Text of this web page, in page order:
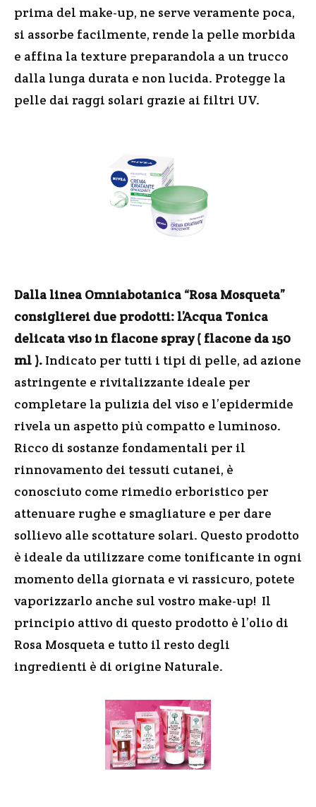
prima del make-up, ne serve veramente poca,
si assorbe facilmente, rende la pelle morbida
e affina la texture preparandola a un trucco
dalla lunga durata e non lucida. Protegge la
pelle dai raggi solari grazie ai filtri UV.
Dalla linea Omniabotanica “Rosa Mosqueta”
consiglierei due prodotti: l’Acqua Tonica
delicata viso in flacone spray ( flacone da 150
ml ). Indicato per tutti i tipi di pelle, ad azione
astringente e rivitalizzante ideale per
completare la pulizia del viso e l’epidermide
rivela un aspetto più compatto e luminoso.
Ricco di sostanze fondamentali per il
rinnovamento dei tessuti cutanei, è
conosciuto come rimedio erboristico per
attenuare rughe e smagliature e per dare
sollievo alle scottature solari. Questo prodotto
è ideale da utilizzare come tonificante in ogni
momento della giornata e vi rassicuro, potete
vaporizzarlo anche sul vostro make-up! Il
principio attivo di questo prodotto è l’olio di
Rosa Mosqueta e tutto il resto degli
ingredienti è di origine Naturale.